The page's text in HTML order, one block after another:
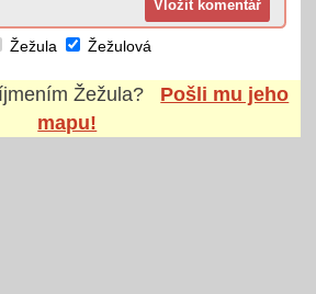
Žežula Žežulová
Žežula?
Pošli mu jeho
mapu!